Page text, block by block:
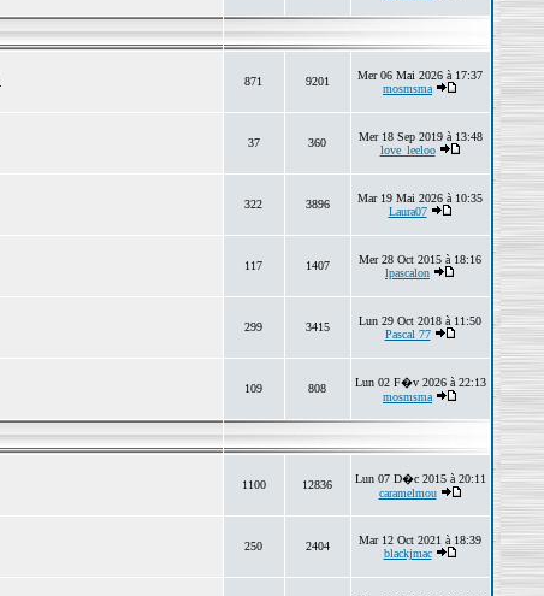
871 9201
Mer 06 Mai 2026 à 17:37
mosmsma
37 360
Mer 18 Sep 2019 à 13:48
love_leeloo
322 3896
Mar 19 Mai 2026 à 10:35
Laura07
117 1407
Mer 28 Oct 2015 à 18:16
lpascalon
299 3415
Lun 29 Oct 2018 à 11:50
Pascal 77
109 808
Lun 02 F�v 2026 à 22:13
mosmsma
1100 12836
Lun 07 D�c 2015 à 20:11
caramelmou
250 2404
Mar 12 Oct 2021 à 18:39
blackjmac